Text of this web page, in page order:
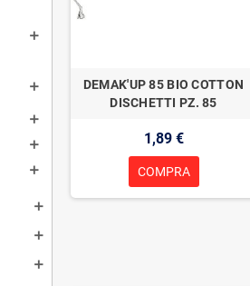
DEMAK'UP 85 BIO COTTON
DISCHETTI PZ. 85
1,89 €
COMPRA